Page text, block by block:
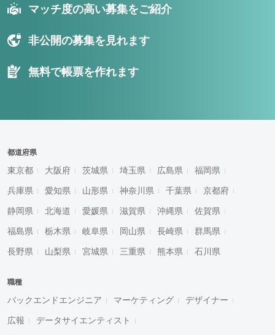
マッチ度の高い募集をご紹介
非公開の募集を見れます
無料で帳票を作れます
都道府県
東京都 大阪府 茨城県 埼玉県 広島県 福岡県
兵庫県 愛知県 山形県 神奈川県 千葉県 京都府
静岡県 北海道 愛媛県 滋賀県 沖縄県 佐賀県
福島県 栃木県 岐阜県 岡山県 長崎県 群馬県
長野県 山梨県 宮城県 三重県 熊本県 石川県
職種
バックエンドエンジニア マーケティング デザイナー
広報 データサイエンティスト